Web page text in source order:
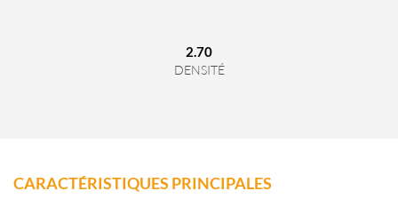
2.70
DENSITÉ
CARACTÉRISTIQUES PRINCIPALES